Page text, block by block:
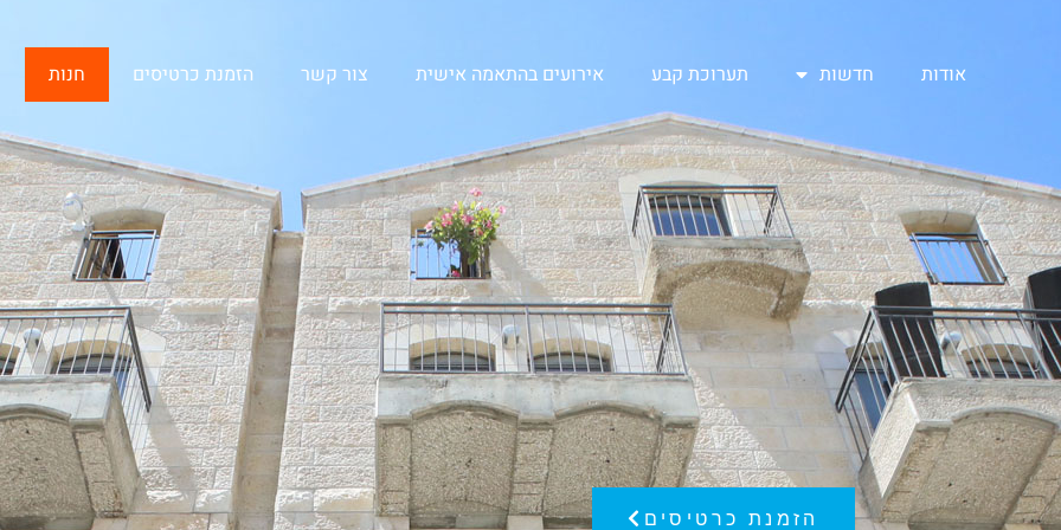
אודות חדשות תערוכת קבע אירועים בהתאמה אישית צור קשר הזמנת כרטיסים חנות
הזמנת כרטיסים